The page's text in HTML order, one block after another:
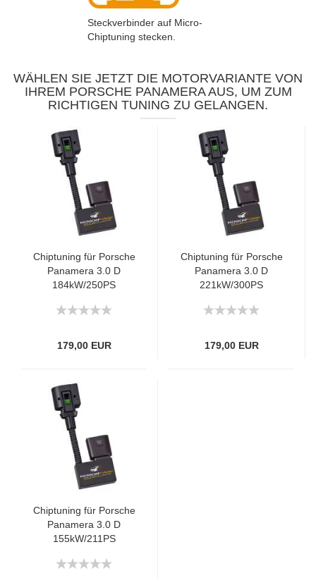
Steckverbinder auf Micro-
Chiptuning stecken.
WÄHLEN SIE JETZT DIE MOTORVARIANTE VON
IHREM PORSCHE PANAMERA AUS, UM ZUM
RICHTIGEN TUNING ZU GELANGEN.
Chiptuning für Porsche
Panamera 3.0 D
184kW/250PS
179,00 EUR
Chiptuning für Porsche
Panamera 3.0 D
221kW/300PS
179,00 EUR
Chiptuning für Porsche
Panamera 3.0 D
155kW/211PS